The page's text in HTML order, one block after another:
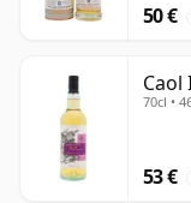
50 €
Caol
70cl •
53 €